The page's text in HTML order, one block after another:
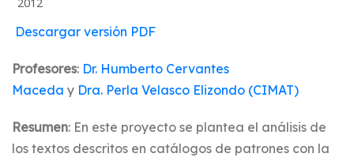
Descargar versión PDF
Profesores: Dr. Humberto Cervantes
Maceda y Dra. Perla Velasco Elizondo (CIMAT)
Resumen: En este proyecto se plantea el análisis de
los textos descritos en catálogos de patrones con la